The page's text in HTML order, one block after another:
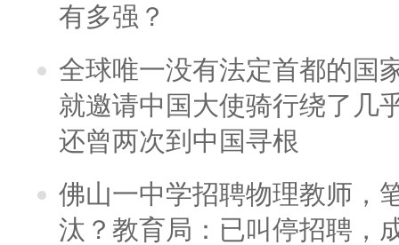
有多强？
全球唯一没有法定首都的国
就邀请中国大使骑行绕了几
还曾两次到中国寻根
佛山一中学招聘物理教师，
汰？教育局：已叫停招聘，